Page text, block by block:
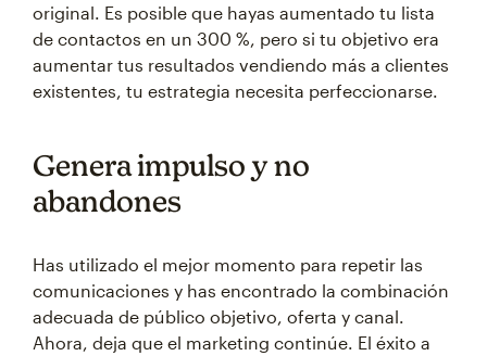
original. Es posible que hayas aumentado tu lista
de contactos en un 300 %, pero si tu objetivo era
aumentar tus resultados vendiendo más a clientes
existentes, tu estrategia necesita perfeccionarse.
Genera impulso y no
abandones
Has utilizado el mejor momento para repetir las
comunicaciones y has encontrado la combinación
adecuada de público objetivo, oferta y canal.
Ahora, deja que el marketing continúe. El éxito a